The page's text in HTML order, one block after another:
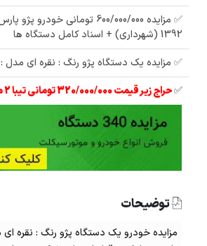
1392 (شهرداری) + اسناد کامل دستگاه ها
✅ مزایده یک دستگاه پژو رنگ : نقره ای مدل : 91
✅حراج زیر قیمت 320/000/000 تومانی تیبا 2 مدل 97
توضیحات